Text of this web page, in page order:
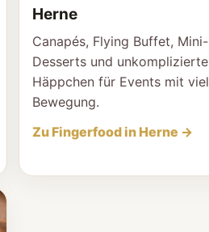
Herne
Canapés, Flying Buffet, Mini-
Desserts und unkomplizierte
Häppchen für Events mit viel
Bewegung.
Zu Fingerfood in Herne →